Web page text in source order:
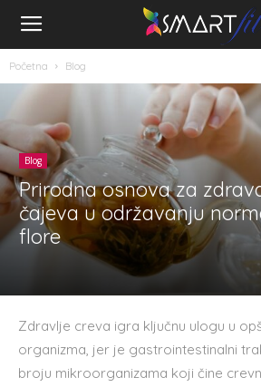
Početna Blog
Blog
Prirodna osnova za
čajeva u održavanju
flore
Zdravlje creva igra ključnu ulogu u
organizma, jer je gastrointestinalni
broju mikroorganizama koji čine